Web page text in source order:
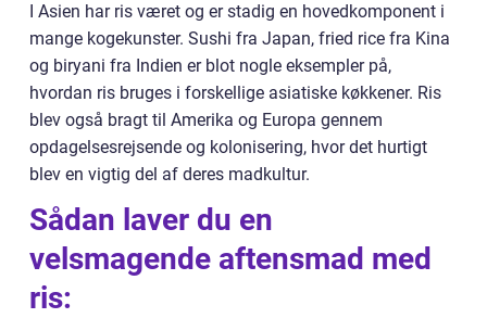
I Asien har ris været og er stadig en hovedkomponent i
mange kogekunster. Sushi fra Japan, fried rice fra Kina
og biryani fra Indien er blot nogle eksempler på,
hvordan ris bruges i forskellige asiatiske køkkener. Ris
blev også bragt til Amerika og Europa gennem
opdagelsesrejsende og kolonisering, hvor det hurtigt
blev en vigtig del af deres madkultur.
Sådan laver du en
velsmagende aftensmad med
ris: